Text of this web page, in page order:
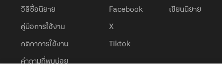
วิธีซื้อนิยาย
คู่มือการใช้งาน
กติกาการใช้งาน
คำถามที่พบบ่อย
Facebook
X
Tiktok
เขียนนิยาย